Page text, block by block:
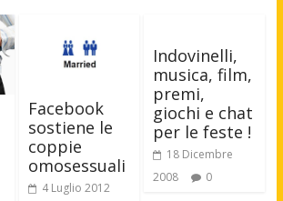
Facebook
sostiene le
coppie
omosessuali
4 Luglio 2012
Indovinelli,
musica, film,
premi,
giochi e chat
per le feste !
18 Dicembre
2008
0